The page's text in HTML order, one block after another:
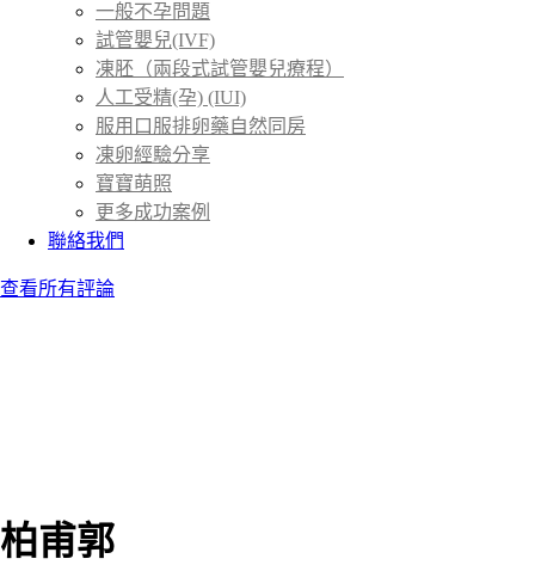
一般不孕問題
試管嬰兒(IVF)
凍胚（兩段式試管嬰兒療程）
人工受精(孕) (IUI)
服用口服排卵藥自然同房
凍卵經驗分享
寶寶萌照
更多成功案例
聯絡我們
查看所有評論
柏甫郭